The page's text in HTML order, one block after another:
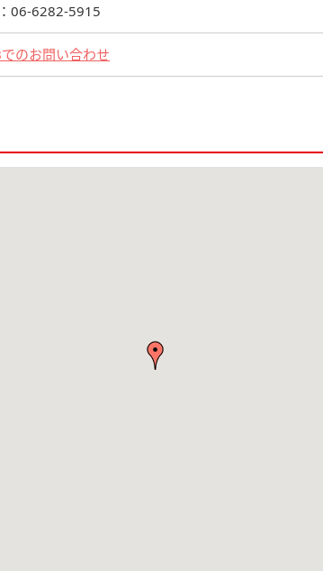
06-6282-5915
のお問い合わせ